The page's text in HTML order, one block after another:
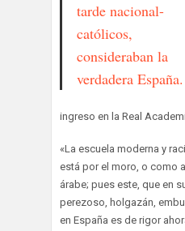
tarde nacional-
católicos,
consideraban la
verdadera España.
ingreso en la Real
«La escuela moderna y
está por el moro, o como
árabe; pues este, que en
perezoso, holgazán,
en España es de rigor